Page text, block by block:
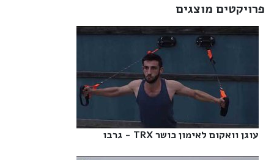
פרויקטים מוצגים
עוגן וואקום לאימון כושר TRX - גרבו‎